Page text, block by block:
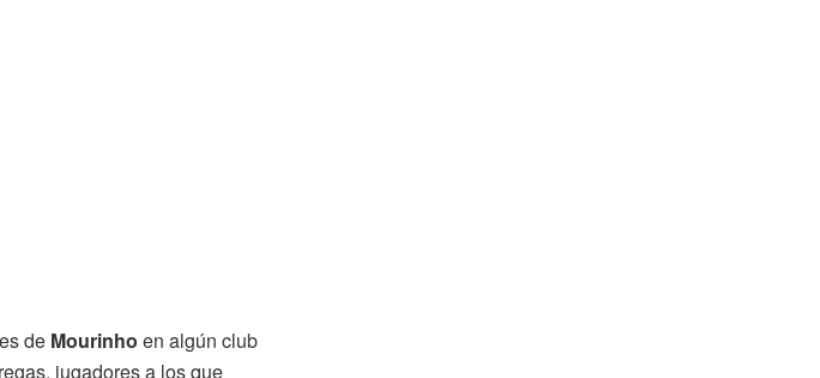
de Mourinho en algún club
jugadores a los que